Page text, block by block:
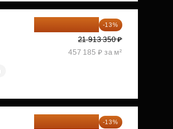
-13%
21 913 350 ₽
457 185 ₽ за м²
-13%